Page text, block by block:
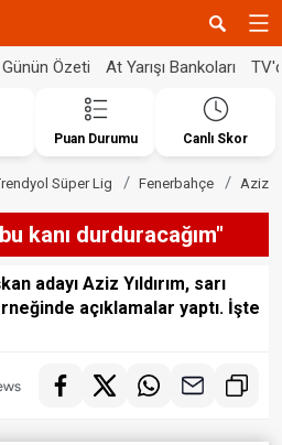
Günün Özeti At Yarışı Bankoları
Puan Durumu Canlı Skor
Süper Lig Fenerbahçe Aziz
kanı durduracağım"
adayı Aziz Yıldırım, sarı
açıklamalar yaptı. İşte